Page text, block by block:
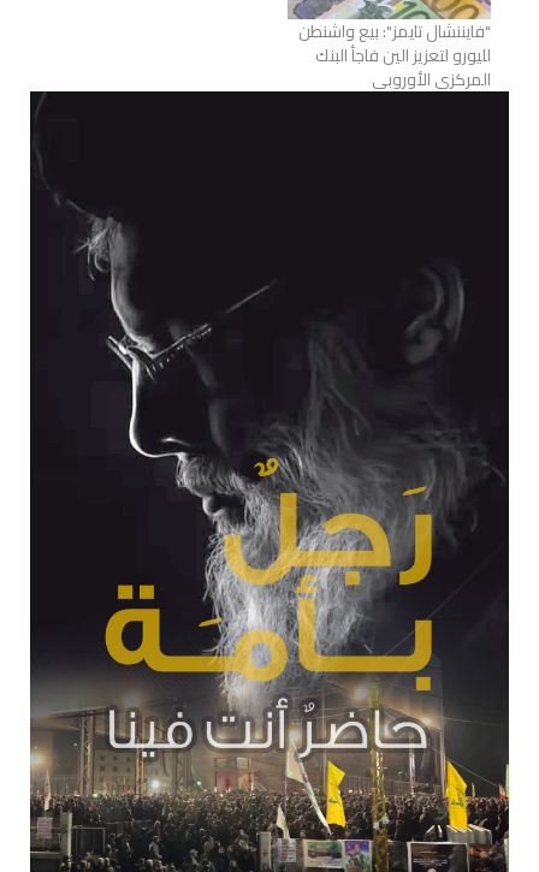
"فايننشال تايمز": بيع واشنطن
لليورو لتعزيز الين فاجأ البنك
المركزي الأوروبي